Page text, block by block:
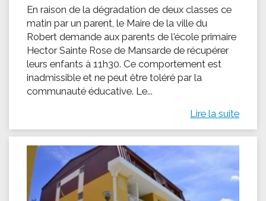
En raison de la dégradation de deux classes ce
matin par un parent, le Maire de la ville du
Robert demande aux parents de l'école primaire
Hector Sainte Rose de Mansarde de récupérer
leurs enfants à 11h30. Ce comportement est
inadmissible et ne peut être toléré par la
communauté éducative. Le...
Lire la suite